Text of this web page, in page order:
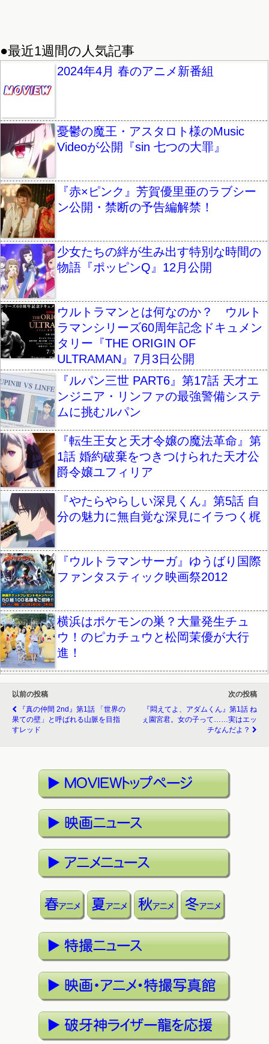
●最近1週間の人気記事
2024年4月 春のアニメ新番組
憂鬱の魔王・アスタロト様のMusic
Videoが公開『sin 七つの大罪』
『赤×ピンク』芳賀優里亜のラブシー
ン公開・禁断の予告編解禁！
少女たちの絆が生み出す特別な時間の
物語『ポッピンQ』12月公開
ウルトラマンとは何なのか？ ウルト
ラマンシリーズ60周年記念ドキュメン
タリー『THE ORIGIN OF
ULTRAMAN』7月3日公開
『ルパン三世 PART6』第17話 天才エ
ンジニア・リンファの最強警備システ
ムに挑むルパン
『転生王女と天才令嬢の魔法革命』第
1話 婚約破棄をつきつけられた天才公
爵令嬢ユフィリア
『やたらやらしい深見くん』第5話 自
分の魅力に無自覚な深見にイラつく梶
『ウルトラマンサーガ』ゆうばり国際
ファンタスティック映画祭2012
横浜はポケモンの巣？大量発生チュ
ウ！のピカチュウと松岡茉優が大行
進！
以前の投稿
『真の仲間 2nd』第1話 「世界の
果ての壁」と呼ばれる山脈を目指
すレッド
次の投稿
『悶えてよ、アダムくん』第1話 ね
ぇ園宮君。女の子って……実はエッ
チなんだよ？